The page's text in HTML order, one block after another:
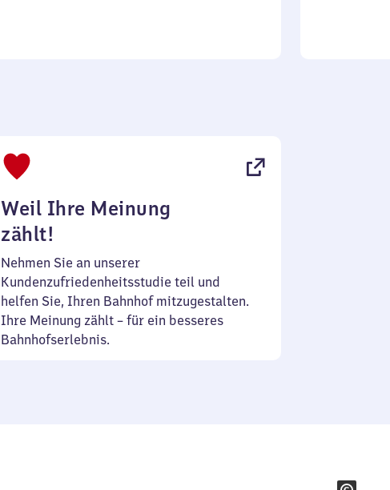
Weil Ihre Meinung
zählt!
Nehmen Sie an unserer
Kundenzufriedenheitsstudie teil und
helfen Sie, Ihren Bahnhof mitzugestalten.
Ihre Meinung zählt – für ein besseres
Bahnhofserlebnis.